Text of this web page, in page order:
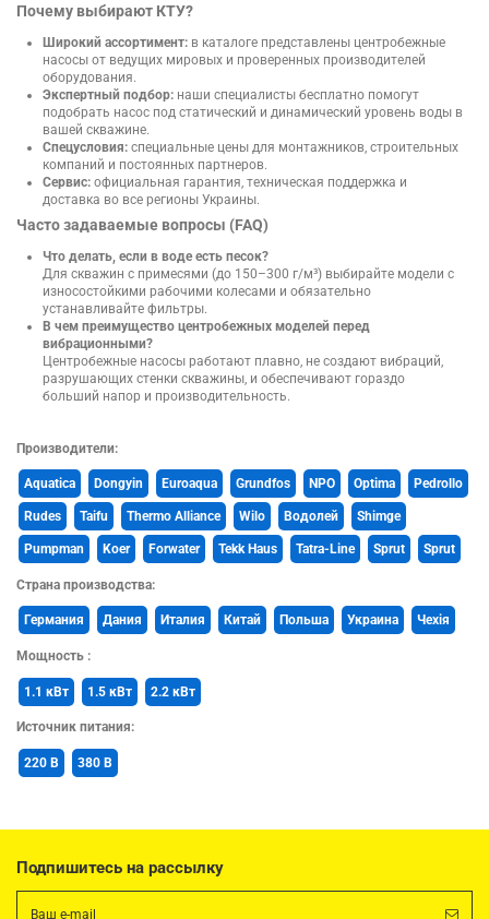
Почему выбирают КТУ?
Широкий ассортимент: в каталоге представлены центробежные
насосы от ведущих мировых и проверенных производителей
оборудования.
Экспертный подбор: наши специалисты бесплатно помогут
подобрать насос под статический и динамический уровень воды в
вашей скважине.
Спецусловия: специальные цены для монтажников, строительных
компаний и постоянных партнеров.
Сервис: официальная гарантия, техническая поддержка и
доставка во все регионы Украины.
Часто задаваемые вопросы (FAQ)
Что делать, если в воде есть песок?
Для скважин с примесями (до 150–300 г/м³) выбирайте модели с
износостойкими рабочими колесами и обязательно
устанавливайте фильтры.
В чем преимущество центробежных моделей перед
вибрационными?
Центробежные насосы работают плавно, не создают вибраций,
разрушающих стенки скважины, и обеспечивают гораздо
больший напор и производительность.
Производители:
Aquatica Dongyin Euroaqua Grundfos NPO Optima Pedrollo
Rudes Taifu Thermo Alliance Wilo Водолей Shimge
Pumpman Koer Forwater Tekk Haus Tatra-Line Sprut Sprut
Страна производства:
Германия Дания Италия Китай Польша Украина Чехія
Мощность :
1.1 кВт 1.5 кВт 2.2 кВт
Источник питания:
220 В 380 В
Подпишитесь на рассылку